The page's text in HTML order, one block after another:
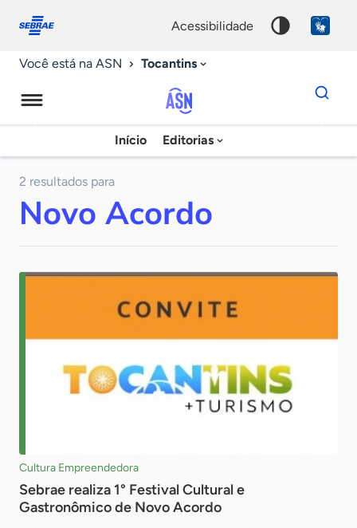
conosco
acessibilidade
Você está na ASN Tocantins
Agência
Sebrae
Notícias
Início Editorias
Dados
para
chave
2 resultados para
Novo Acordo
Cultura Empreendedora
Sebrae realiza 1° Festival Cultural e
Gastronômico de Novo Acordo